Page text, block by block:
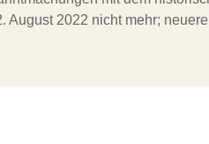
2022 nicht mehr;